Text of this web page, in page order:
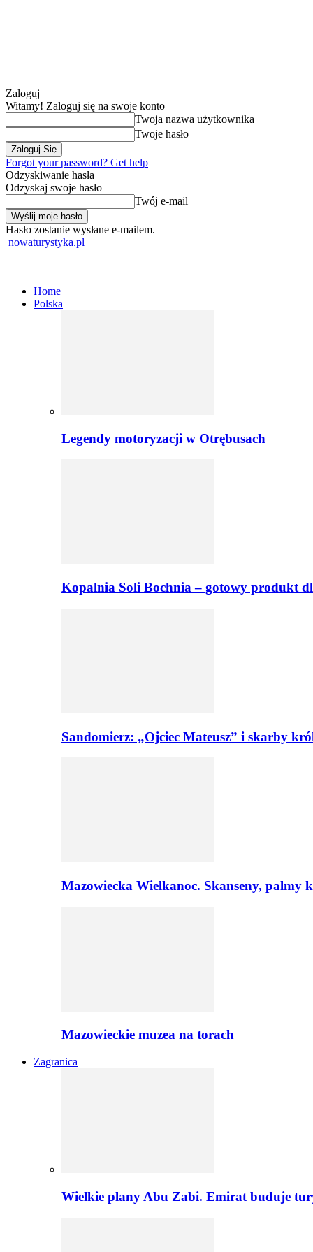
Zaloguj
Witamy! Zaloguj się na swoje konto
Twoja nazwa użytkownika
Twoje hasło
Forgot your password? Get help
Odzyskiwanie hasła
Odzyskaj swoje hasło
Twój e-mail
Hasło zostanie wysłane e-mailem.
nowaturystyka.pl
Home
Polska
Legendy motoryzacji w Otrębusach
Kopalnia Soli Bochnia – gotowy produkt
Sandomierz: „Ojciec Mateusz” i skarby
Mazowiecka Wielkanoc. Skanseny, palmy
Mazowieckie muzea na torach
Zagranica
Wielkie plany Abu Zabi. Emirat buduje